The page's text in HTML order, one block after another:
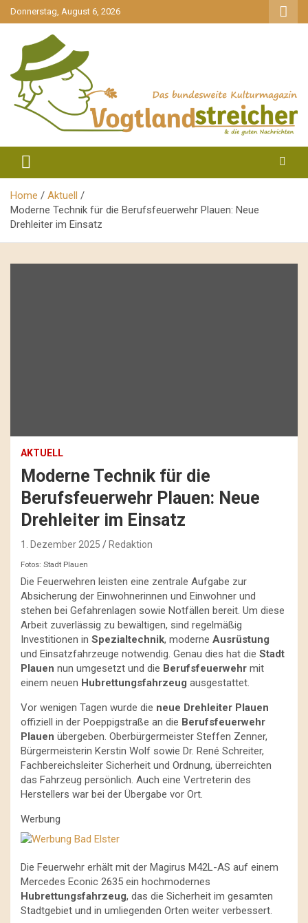
gehe
zum
Donnerstag, August 6, 2026
Vogtlandstreicher
Home
Aktuell
Moderne Technik für die Berufsfeuerwehr Plauen: Neue
Drehleiter im Einsatz
AKTUELL
Moderne Technik für die
Berufsfeuerwehr Plauen: Neue
Drehleiter im Einsatz
1. Dezember 2025 Redaktion
Fotos: Stadt Plauen
Die Feuerwehren leisten eine zentrale Aufgabe zur
Absicherung der Einwohnerinnen und Einwohner und
stehen bei Gefahrenlagen sowie Notfällen bereit. Um diese
Arbeit zuverlässig zu bewältigen, sind regelmäßig
Investitionen in Spezialtechnik, moderne Ausrüstung
und Einsatzfahrzeuge notwendig. Genau dies hat die Stadt
Plauen nun umgesetzt und die Berufsfeuerwehr mit
einem neuen Hubrettungsfahrzeug ausgestattet.
Vor wenigen Tagen wurde die neue Drehleiter Plauen
offiziell in der Poeppigstraße an die Berufsfeuerwehr
Plauen übergeben. Oberbürgermeister Steffen Zenner,
Bürgermeisterin Kerstin Wolf sowie Dr. René Schreiter,
Fachbereichsleiter Sicherheit und Ordnung, überreichten
das Fahrzeug persönlich. Auch eine Vertreterin des
Herstellers war bei der Übergabe vor Ort.
Werbung
Die Feuerwehr erhält mit der Magirus M42L-AS auf einem
Mercedes Econic 2635 ein hochmodernes
Hubrettungsfahrzeug, das die Sicherheit im gesamten
Stadtgebiet und in umliegenden Orten weiter verbessert.